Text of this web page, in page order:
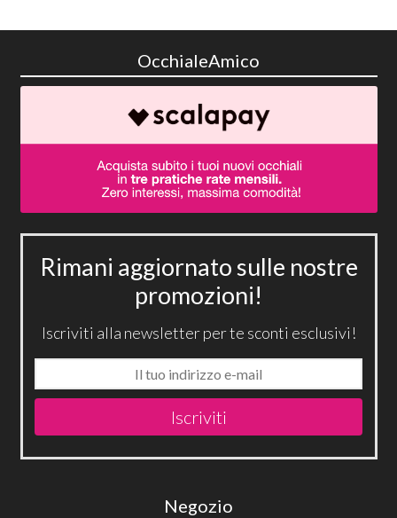
OcchialeAmico
Rimani aggiornato sulle nostre
promozioni!
Iscriviti alla newsletter per te sconti esclusivi!
Iscriviti
Negozio